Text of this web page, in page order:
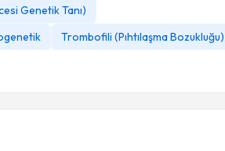
Genetik Tanı)
Trombofili (Pıhtılaşma Bozukluğu)